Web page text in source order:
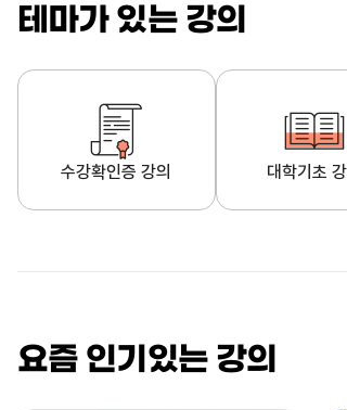
테마가 있는 강의
수강확인증 강의 대학기초 강
요즘 인기있는 강의